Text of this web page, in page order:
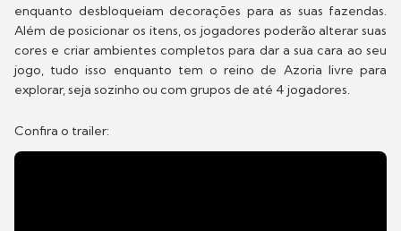
enquanto desbloqueiam decorações para as suas fazendas.
Além de posicionar os itens, os jogadores poderão alterar suas
cores e criar ambientes completos para dar a sua cara ao seu
jogo, tudo isso enquanto tem o reino de Azoria livre para
explorar, seja sozinho ou com grupos de até 4 jogadores.
Confira o trailer: